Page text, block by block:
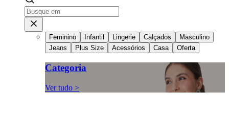
Feminino Infantil Lingerie Calçados
Masculino
Jeans
Plus Size Acessórios Casa Oferta
Categoria
Ver tudo >